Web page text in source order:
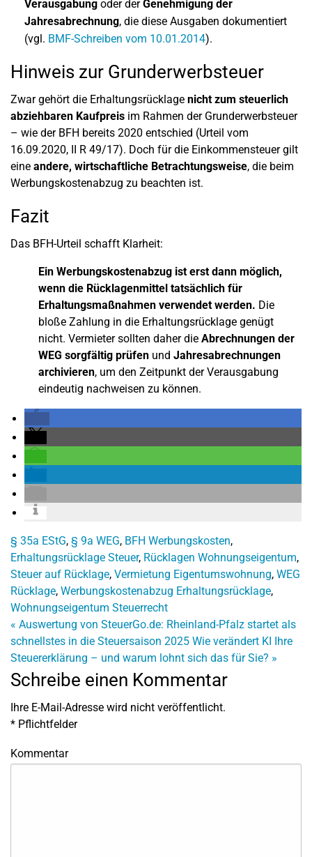
Verausgabung oder derGenehmigung der
Jahresabrechnung, die diese Ausgaben dokumentiert
(vgl. BMF-Schreiben vom 10.01.2014).
Hinweis zur Grunderwerbsteuer
Zwar gehört die Erhaltungsrücklage nicht zum steuerlich
abziehbaren Kaufpreis im Rahmen der Grunderwerbsteuer
– wie der BFH bereits 2020 entschied (Urteil vom
16.09.2020, II R 49/17). Doch für die Einkommensteuer gilt
eine andere, wirtschaftliche Betrachtungsweise, die beim
Werbungskostenabzug zu beachten ist.
Fazit
Das BFH-Urteil schafft Klarheit:
Ein Werbungskostenabzug ist erst dann möglich,
wenn die Rücklagenmittel tatsächlich für
Erhaltungsmaßnahmen verwendet werden. Die
bloße Zahlung in die Erhaltungsrücklage genügt
nicht. Vermieter sollten daher die Abrechnungen der
WEG sorgfältig prüfen und Jahresabrechnungen
archivieren, um den Zeitpunkt der Verausgabung
eindeutig nachweisen zu können.
§ 35a EStG, § 9a WEG, BFH Werbungskosten,
Erhaltungsrücklage Steuer, Rücklagen Wohnungseigentum,
Steuer auf Rücklage, Vermietung Eigentumswohnung, WEG
Rücklage, Werbungskostenabzug Erhaltungsrücklage,
Wohnungseigentum Steuerrecht
« Auswertung von SteuerGo.de: Rheinland-Pfalz startet als
schnellstes in die Steuersaison 2025 Wie verändert KI Ihre
Steuererklärung – und warum lohnt sich das für Sie? »
Schreibe einen Kommentar
Ihre E-Mail-Adresse wird nicht veröffentlicht.
* Pflichtfelder
Kommentar